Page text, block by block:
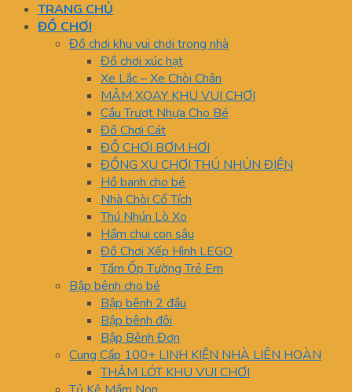
TRANG CHỦ
ĐỒ CHƠI
Đồ chơi khu vui chơi trong nhà
Đồ chơi xúc hạt
Xe Lắc – Xe Chòi Chân
MÂM XOAY KHU VUI CHƠI
Cầu Trượt Nhựa Cho Bé
Đồ Chơi Cát
ĐỒ CHƠI BƠM HƠI
ĐỒNG XU CHƠI THÚ NHÚN ĐIỆN
Hồ banh cho bé
Nhà Chòi Cổ Tích
Thú Nhún Lò Xo
Hầm chui con sâu
Đồ Chơi Xếp Hình LEGO
Tấm Ốp Tường Trẻ Em
Bập bênh cho bé
Bập bênh 2 đầu
Bập bênh đôi
Bập Bênh Đơn
Cung Cấp 100+ LINH KIỆN NHÀ LIÊN HOÀN
THẢM LÓT KHU VUI CHƠI